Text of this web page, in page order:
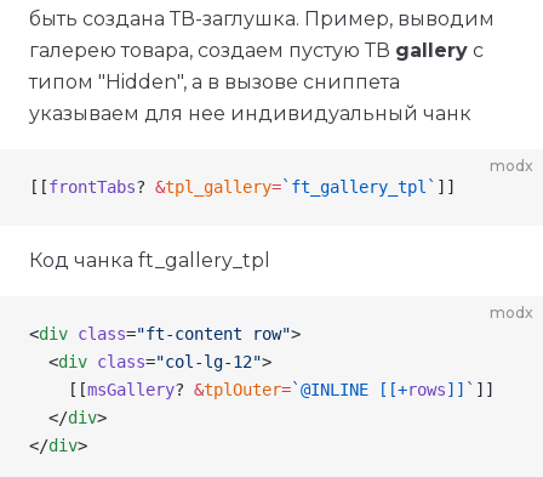
быть создана ТВ-заглушка. Пример, выводим
галерею товара, создаем пустую ТВ gallery с
типом "Hidden", а в вызове сниппета
указываем для нее индивидуальный чанк
modx
[[frontTabs? &tpl_gallery=`ft_gallery_tpl` ]]
Код чанка ft_gallery_tpl
modx
<div class="ft-content row">
  <
div class="col-lg-12">
    [[
msGallery? &tplOuter=`@INLINE [[+rows]]` ]]
  </
div>
</div>